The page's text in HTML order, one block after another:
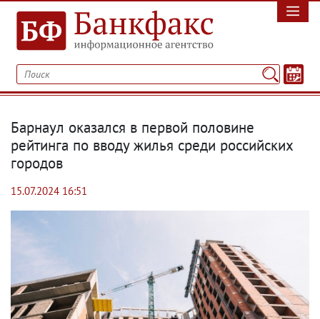
Барнаул оказался в первой половине
рейтинга по вводу жилья среди российских
городов
15.07.2024 16:51